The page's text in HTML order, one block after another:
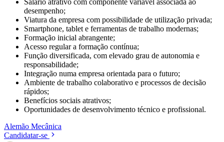
desempenho;
Viatura da empresa com possibilidade de utilização privada;
Smartphone, tablet e ferramentas de trabalho modernas;
Formação inicial abrangente;
Acesso regular a formação contínua;
Função diversificada, com elevado grau de autonomia e
responsabilidade;
Integração numa empresa orientada para o futuro;
Ambiente de trabalho colaborativo e processos de decisão
rápidos;
Benefícios sociais atrativos;
Oportunidades de desenvolvimento técnico e profissional.
Alemão Mecânica
Candidatar-se